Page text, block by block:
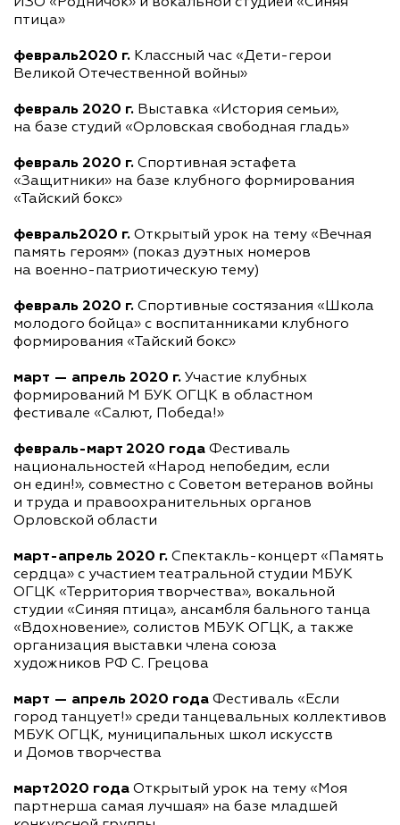
птица»
февраль2020 г. Классный час «Дети-герои
Великой Отечественной войны»
февраль 2020 г. Выставка «История семьи»,
на базе студий «Орловская свободная гладь»
февраль 2020 г. Спортивная эстафета
«Защитники» на базе клубного формирования
«Тайский бокс»
февраль2020 г. Открытый урок на тему «Вечная
память героям» (показ дуэтных номеров
на военно-патриотическую тему)
февраль 2020 г. Спортивные состязания «Школа
молодого бойца» с воспитанниками клубного
формирования «Тайский бокс»
март — апрель 2020 г. Участие клубных
формирований М БУК ОГЦК в областном
фестивале «Салют, Победа!»
февраль-март 2020 года Фестиваль
национальностей «Народ непобедим, если
он един!», совместно с Советом ветеранов войны
и труда и правоохранительных органов
Орловской области
март-апрель 2020 г. Спектакль-концерт «Память
сердца» с участием театральной студии МБУК
ОГЦК «Территория творчества», вокальной
студии «Синяя птица», ансамбля бального танца
«Вдохновение», солистов МБУК ОГЦК, а также
организация выставки члена союза
художников РФ С. Грецова
март — апрель 2020 года Фестиваль «Если
город танцует!» среди танцевальных коллективов
МБУК ОГЦК, муниципальных школ искусств
и Домов творчества
март2020 года Открытый урок на тему «Моя
партнерша самая лучшая» на базе младшей